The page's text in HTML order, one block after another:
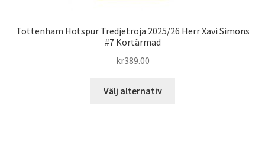
Tottenham Hotspur Tredjetröja 2025/26 Herr Xavi Simons
#7 Kortärmad
kr389.00
Välj alternativ